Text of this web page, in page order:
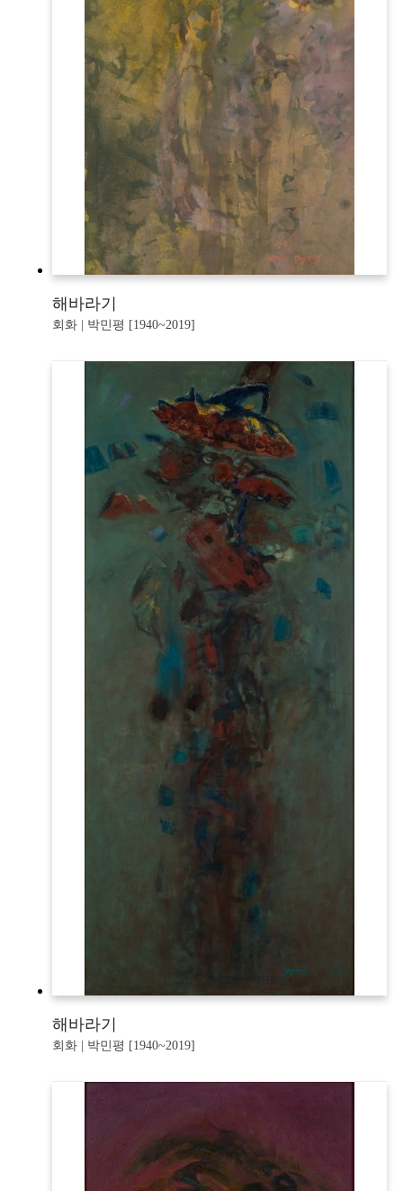
해바라기
회화 | 박민평 [1940~2019]
해바라기
회화 | 박민평 [1940~2019]